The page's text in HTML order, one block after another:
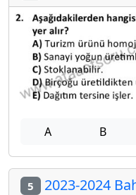
A B
5 2023-2024